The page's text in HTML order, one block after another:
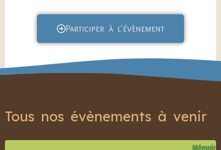
Participer à l'évènement
Tous nos évènements à venir